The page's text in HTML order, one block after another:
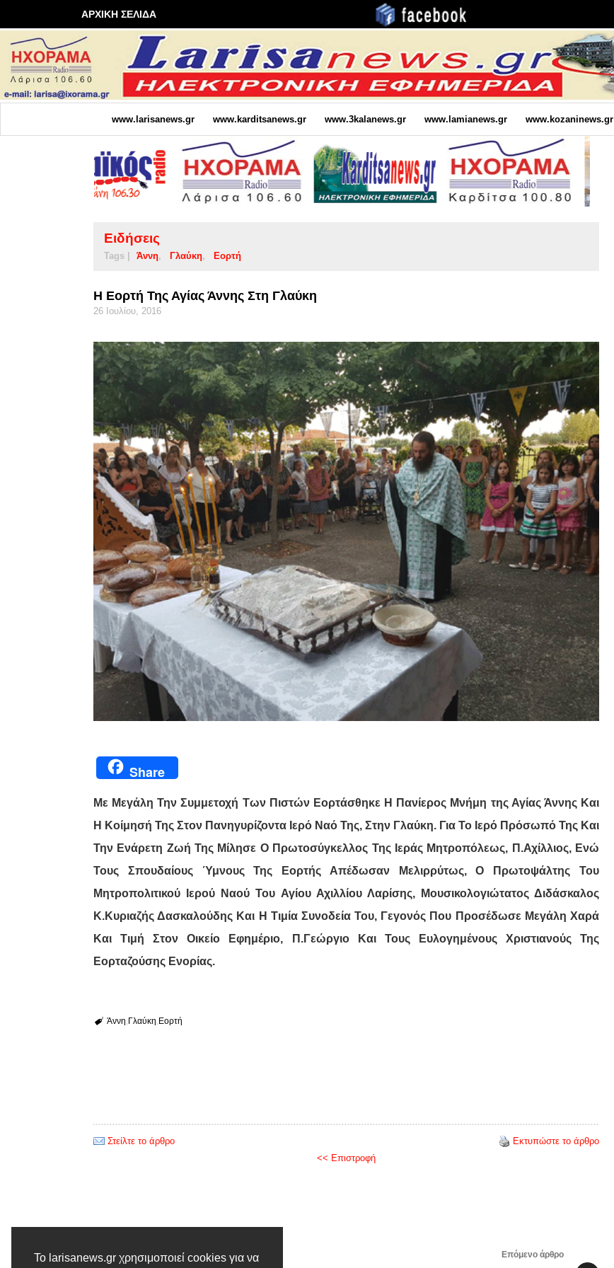
Το larisanews.gr χρησιμοποιεί cookies για να
ΑΡΧΙΚΗ ΣΕΛΙΔΑ
www.larisanews.gr www.karditsanews.gr www.3kalanews.gr www.lamianews.gr www.kozaninews.gr
Ειδήσεις
Tags | Άννη Γλαύκη Εορτή
Η Εορτή Της Αγίας Άννης Στη Γλαύκη
26 Ιουλίου, 2016
Share
Με Μεγάλη Την Συμμετοχή Των Πιστών Εορτάσθηκε Η Πανίερος Μνήμη της Αγίας Άννης Και
Η Κοίμησή Της Στον Πανηγυρίζοντα Ιερό Ναό Της, Στην Γλαύκη. Για Το Ιερό Πρόσωπό Της Και
Την Ενάρετη Ζωή Της Μίλησε Ο Πρωτοσύγκελλος Της Ιεράς Μητροπόλεως, Π.Αχίλλιος, Ενώ
Τους Σπουδαίους Ύμνους Της Εορτής Απέδωσαν Μελιρρύτως, Ο Πρωτοψάλτης Του
Μητροπολιτικού Ιερού Ναού Του Αγίου Αχιλλίου Λαρίσης, Μουσικολογιώτατος Διδάσκαλος
Κ.Κυριαζής Δασκαλούδης Και Η Τιμία Συνοδεία Του, Γεγονός Που Προσέδωσε Μεγάλη Χαρά
Και Τιμή Στον Οικείο Εφημέριο, Π.Γεώργιο Και Τους Ευλογημένους Χριστιανούς Της
Εορταζούσης Ενορίας.
Άννη Γλαύκη Εορτή
Στείλτε το άρθρο
Εκτυπώστε το άρθρο
<< Επιστροφή
Προηγούμενο άρθρο Επόμενο άρθρο